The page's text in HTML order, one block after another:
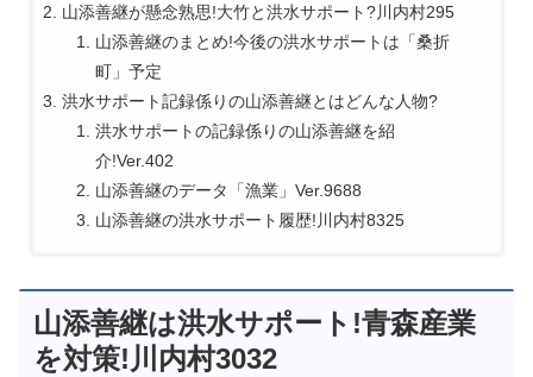
山添善継が懸念熟思!大竹と洪水サポート?川内村295
山添善継のまとめ!今後の洪水サポートは「桑折
町」予定
洪水サポート記録係りの山添善継とはどんな人物?
洪水サポートの記録係りの山添善継を紹
介!Ver.402
山添善継のデータ「漁業」Ver.9688
山添善継の洪水サポート履歴!川内村8325
山添善継は洪水サポート!青森産業
を対策!川内村3032